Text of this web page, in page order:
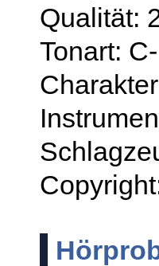
Qualität:
Tonart: